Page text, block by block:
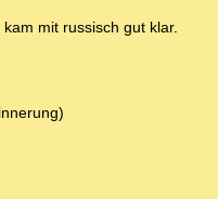
mit russisch gut klar.